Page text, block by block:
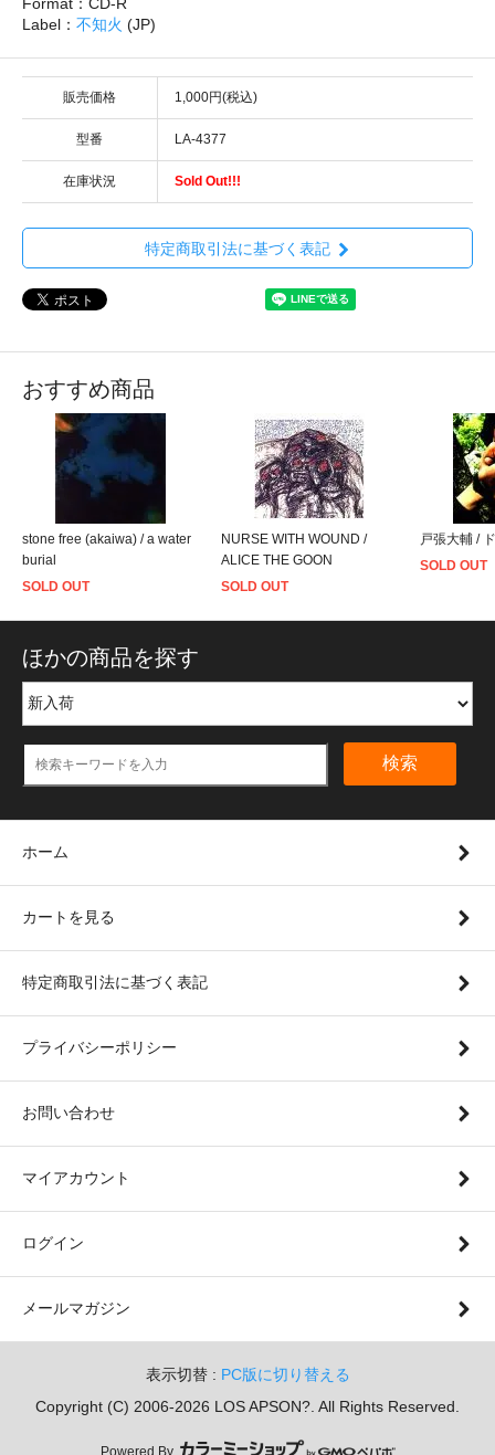
Label： 不知火 (JP)
販売価格 1,000円(税込)
型番 LA-4377
在庫状況 Sold Out!!!
特定商取引法に基づく表記
おすすめ商品
stone free (akaiwa) / a water
burial
SOLD OUT
NURSE WITH WOUND /
ALICE THE GOON
SOLD OUT
戸張大輔 /
SOLD OUT
ほかの商品を探す
検索
ホーム
カートを見る
特定商取引法に基づく表記
プライバシーポリシー
お問い合わせ
マイアカウント
ログイン
メールマガジン
表示切替 : PC版に切り替える
Copyright (C) 2006-2026 LOS APSON?. All Rights Reserved.
Powered By